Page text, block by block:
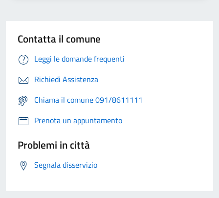
Contatta il comune
Leggi le domande frequenti
Richiedi Assistenza
Chiama il comune 091/8611111
Prenota un appuntamento
Problemi in città
Segnala disservizio